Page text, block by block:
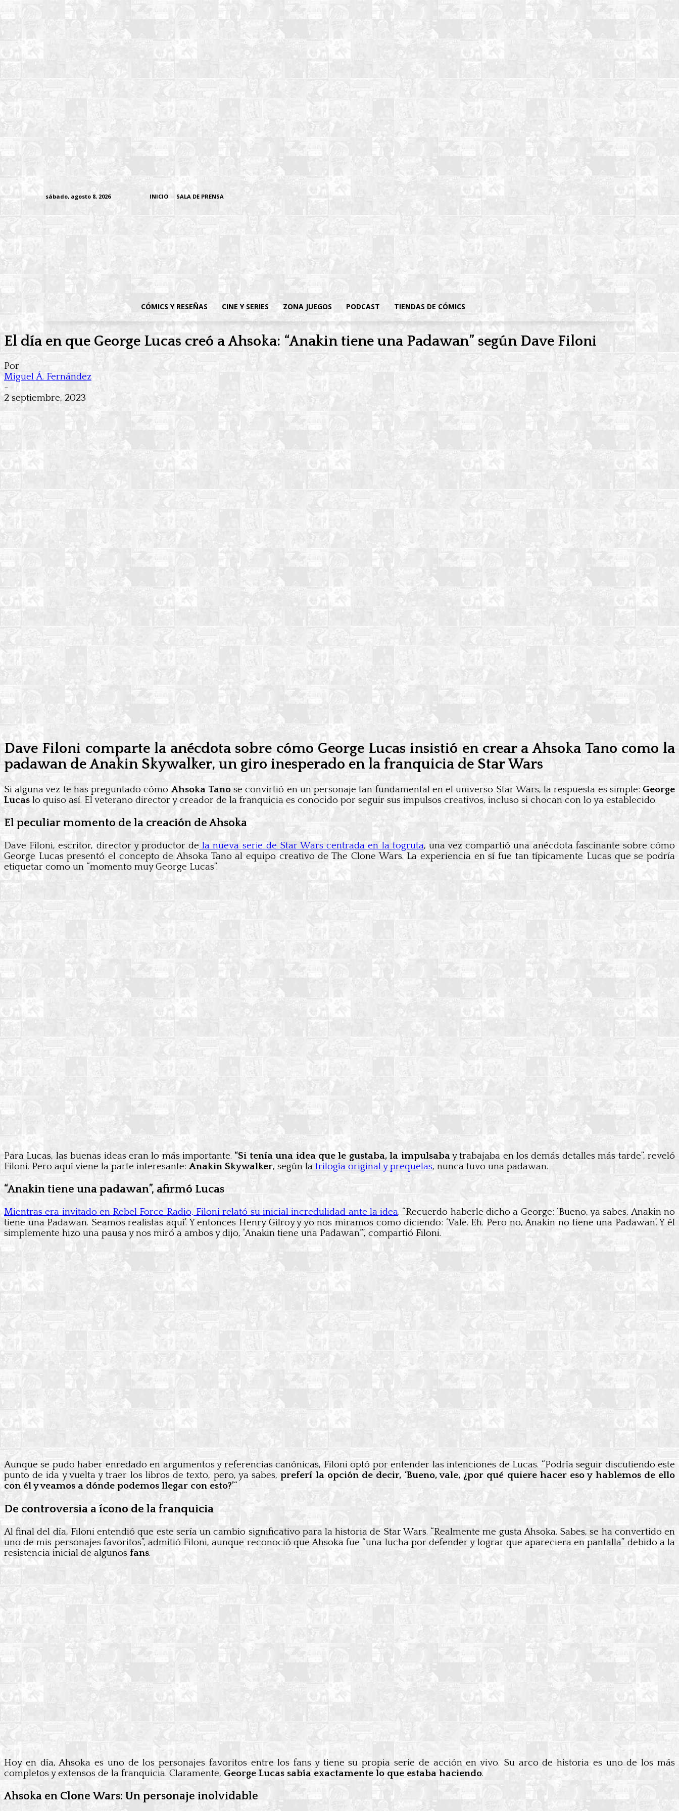
sábado, agosto 8, 2026 INICIO SALA DE PRENSA
CÓMICS Y RESEÑAS CINE Y SERIES ZONA JUEGOS PODCAST TIENDAS DE CÓMICS
El día en que George Lucas creó a Ahsoka: “Anakin tiene una Padawan” según Dave Filoni
Por
Miguel Á. Fernández
-
2 septiembre, 2023
Dave Filoni comparte la anécdota sobre cómo George Lucas insistió en crear a Ahsoka Tano como la
padawan de Anakin Skywalker, un giro inesperado en la franquicia de Star Wars
Si alguna vez te has preguntado cómoAhsoka Tanose convirtió en un personaje tan fundamental en el universo Star Wars, la respuesta es simple: George
Lucas lo quiso así. El veterano director y creador de la franquicia es conocido por seguir sus impulsos creativos, incluso si chocan con lo ya establecido.
El peculiar momento de la creación de Ahsoka
Dave Filoni, escritor, director y productor de la nueva serie de Star Wars centrada en la togruta, una vez compartió una anécdota fascinante sobre cómo
George Lucas presentó el concepto de Ahsoka Tano al equipo creativo de The Clone Wars. La experiencia en sí fue tan típicamente Lucas que se podría
etiquetar como un “momento muy George Lucas”.
Para Lucas, las buenas ideas eran lo más importante. “Si tenía una idea que le gustaba, la impulsabay trabajaba en los demás detalles más tarde”, reveló
Filoni. Pero aquí viene la parte interesante: Anakin Skywalker, según la trilogía original y prequelas, nunca tuvo una padawan.
“Anakin tiene una padawan”, afirmó Lucas
Mientras era invitado en Rebel Force Radio, Filoni relató su inicial incredulidad ante la idea. “Recuerdo haberle dicho a George: ‘Bueno, ya sabes, Anakin no
tiene una Padawan. Seamos realistas aquí’. Y entonces Henry Gilroy y yo nos miramos como diciendo: ‘Vale. Eh. Pero no, Anakin no tiene una Padawan’. Y él
simplemente hizo una pausa y nos miró a ambos y dijo, ‘Anakin tiene una Padawan'”, compartió Filoni.
Aunque se pudo haber enredado en argumentos y referencias canónicas, Filoni optó por entender las intenciones de Lucas. “Podría seguir discutiendo este
punto de ida y vuelta y traer los libros de texto, pero, ya sabes,preferí la opción de decir, ‘Bueno, vale, ¿por qué quiere hacer eso y hablemos de ello
con él y veamos a dónde podemos llegar con esto?’“
De controversia a ícono de la franquicia
Al final del día, Filoni entendió que este sería un cambio significativo para la historia de Star Wars. “Realmente me gusta Ahsoka. Sabes, se ha convertido en
uno de mis personajes favoritos”, admitió Filoni, aunque reconoció que Ahsoka fue “una lucha por defender y lograr que apareciera en pantalla” debido a la
resistencia inicial de algunos fans.
Hoy en día, Ahsoka es uno de los personajes favoritos entre los fans y tiene su propia serie de acción en vivo. Su arco de historia es uno de los más
completos y extensos de la franquicia. Claramente, George Lucas sabía exactamente lo que estaba haciendo.
Ahsoka en Clone Wars: Un personaje inolvidable